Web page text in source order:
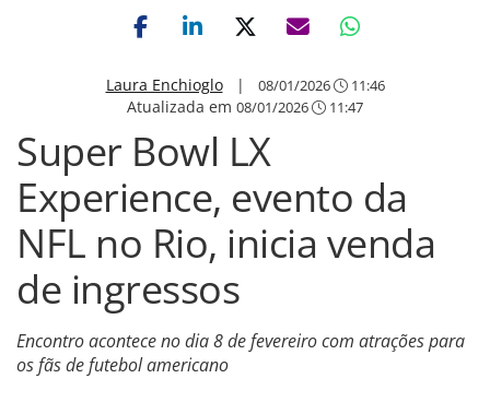
Laura Enchioglo| 08/01/2026 11:46
Atualizada em 08/01/2026 11:47
Super Bowl LX
Experience, evento da
NFL no Rio, inicia venda
de ingressos
Encontro acontece no dia 8 de fevereiro com atrações para
os fãs de futebol americano